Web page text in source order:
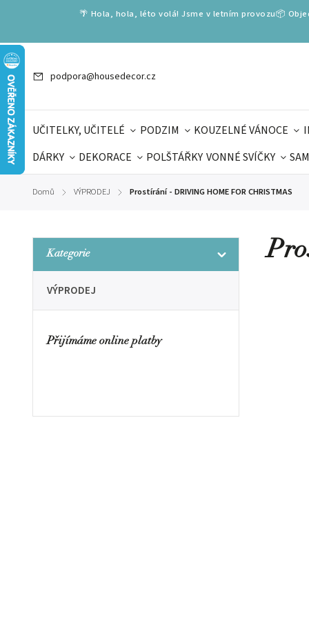
🌴 Hola, hola, léto volá! Jsme v letním provozu📦
podpora@housedecor.cz
UČITELKY, UČITELÉ PODZIM KOUZELNÉ VÁNOCE
DÁRKY
DEKORACE POLŠTÁŘKY VONNÉ SVÍČKY
SLOVENSKÉ SPECIÁLY
Domů / VÝPRODEJ / Prostírání - DRIVING HOME FOR CHRISTMAS
Kategorie
VÝPRODEJ
Přijímáme online platby